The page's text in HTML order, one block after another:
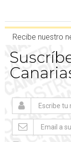
Recibe nuestro